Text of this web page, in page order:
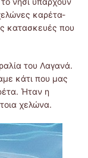
καρέτα-
κατασκευές που
του Λαγανά.
κάτι που μας
Ήταν η
χελώνα.